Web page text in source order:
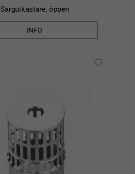
Sargutkastare, öppen
INFO